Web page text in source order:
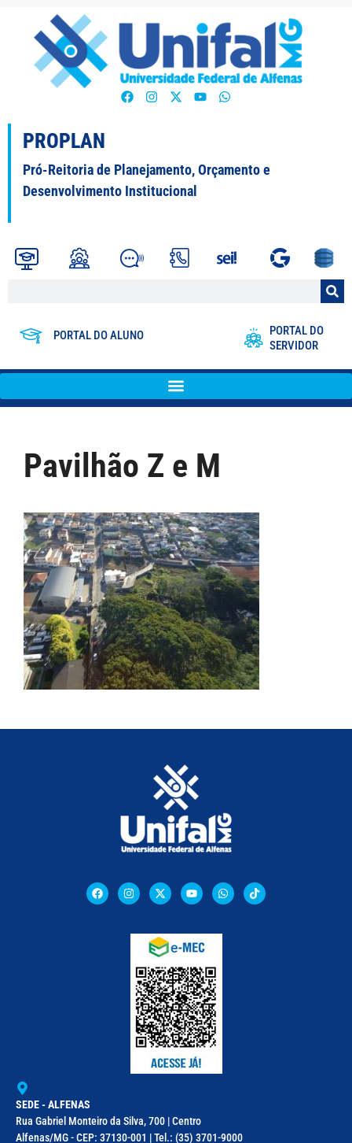
PROPLAN
Pró-Reitoria de Planejamento, Orçamento e
Desenvolvimento Institucional
PORTAL DO ALUNO
PORTAL DO
SERVIDOR
Pavilhão Z e M
SEDE - ALFENAS
Rua Gabriel Monteiro da Silva, 700 | Centro
Alfenas/MG - CEP: 37130-001 | Tel.: (35) 3701-9000